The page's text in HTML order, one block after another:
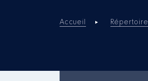
Accueil Répertoire